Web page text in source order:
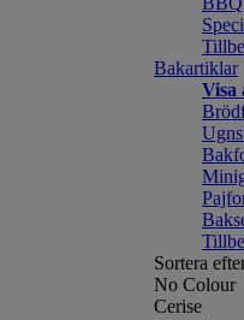
Bakartiklar
Visa
Sortera
No Colour
Cerise